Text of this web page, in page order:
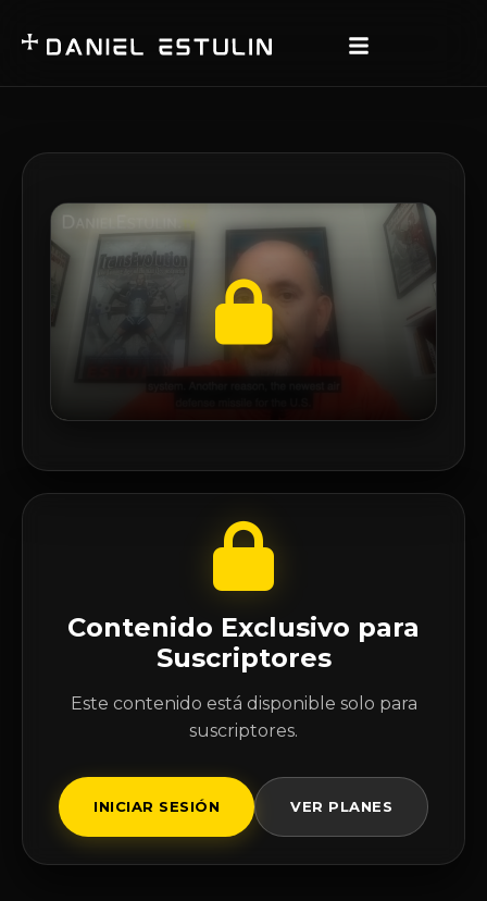
Contenido Exclusivo para
Suscriptores
Este contenido está disponible solo para
suscriptores.
INICIAR SESIÓN VER PLANES